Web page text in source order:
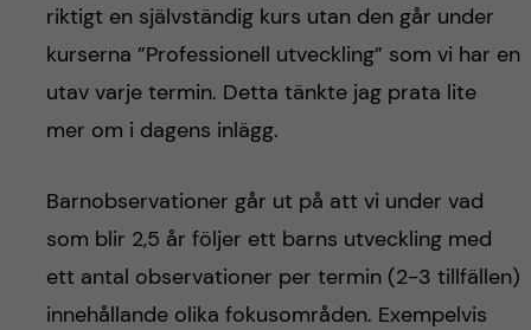
riktigt en självständig kurs utan den går under
kurserna ”Professionell utveckling” som vi har en
utav varje termin. Detta tänkte jag prata lite
mer om i dagens inlägg.
Barnobservationer går ut på att vi under vad
som blir 2,5 år följer ett barns utveckling med
ett antal observationer per termin (2-3 tillfällen)
innehållande olika fokusområden. Exempelvis